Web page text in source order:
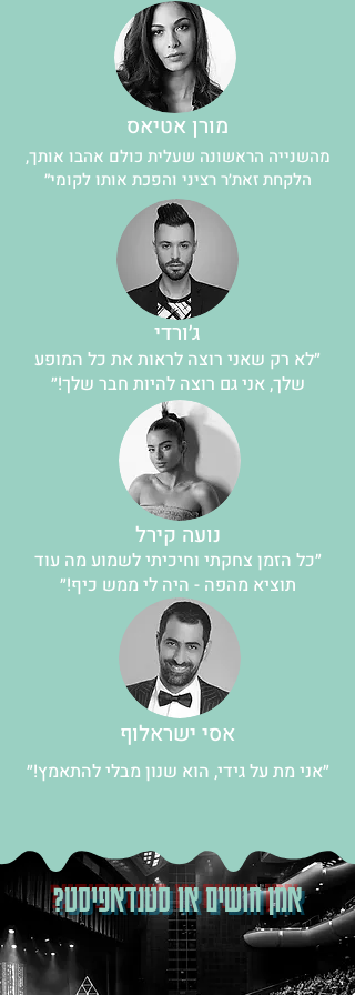
מורן אטיאס
מהשנייה הראשונה שעלית כולם אהבו אותך,
הלקחת זאת׳ר רציני והפכת אותו לקומי״
ג׳ורדי
״לא רק שאני רוצה לראות את כל המופע
שלך, אני גם רוצה להיות חבר שלך!״
נועה קירל
״כל הזמן צחקתי וחיכיתי לשמוע מה עוד
תוציא מהפה - היה לי ממש כיף!״
אסי ישראלוף
״אני מת על גידי, הוא שנון מבלי להתאמץ!״
אמן חושים או סטנדאפיסט?